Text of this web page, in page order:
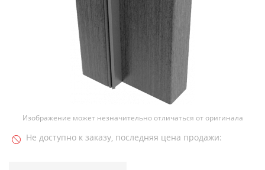
Изображение может незначительно отличаться от оригинала
Не доступно к заказу, последняя цена продажи: